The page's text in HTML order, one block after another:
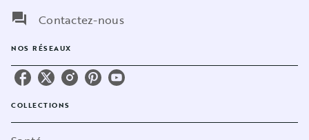
question_answer
Contactez-nous
NOS RÉSEAUX
COLLECTIONS